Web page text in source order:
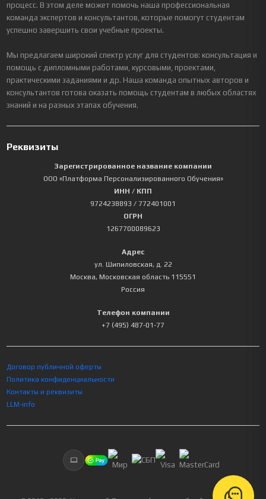
процесс. В этом деле может помочь наша профессиональная
команда экспертов и консультантов, которые помогут студентам
успешно завершить свои учебные проекты.
Мы предлагаем широкий спектр услуг для студентов: консультация и
помощь с дипломными работами, курсовыми, проектами,
практическими заданиями и др. Наша команда опытных авторов и
консультантов готова оказать помощь студентам в любых областях
знаний и на разных этапах обучения.
Реквизиты
Зарегистрированное название компании
ООО «Платформа Персонализированного Обучения»
ИНН / КПП
9724238893 / 772401001
ОГРН
1267700089623
Адрес
ул. Шипиловская, д. 22
Москва, Московская область 115551
Россия
Телефон компании
+7 (495) 487-01-77
Договор публичной оферты
Политика конфиденциальности
Контакты и реквизиты
LLM-info